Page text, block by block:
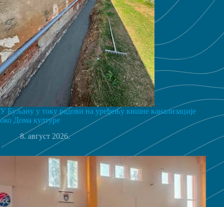
У Буљану у току радови на уређењу кишне канализације
око Дома културе
8. август 2026.